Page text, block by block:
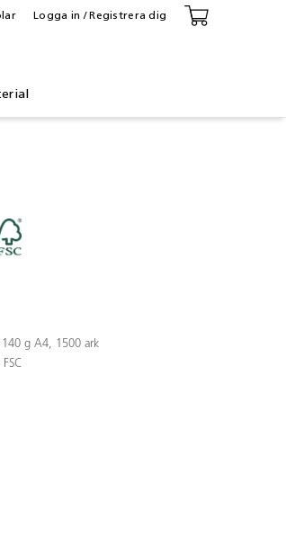
Logga in / Registrera dig
140 g A4, 1500 ark
FSC